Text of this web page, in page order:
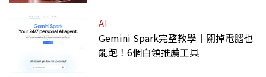
AI
Gemini Spark完整教學｜關掉電腦也
能跑！6個白領推薦工具